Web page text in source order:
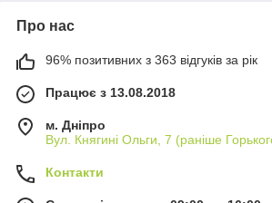
Про нас
96% позитивних з 363 відгуків за рік
Працює з 13.08.2018
м. Дніпро
Вул. Княгині Ольги, 7 (раніше
Контакти